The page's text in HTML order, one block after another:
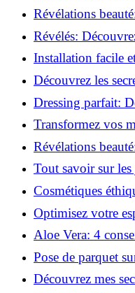
Transformez votre
Révélations
insoupçonnées de
Révélés:
l'huile de ricin!
Installation facile
luminaire au
Découvrez les
Pourquoi vous
Dressing parfait:
rangement optimal!
Transformez vos
installer des
Révélations
transforme votre
Tout savoir sur
questions clés
Cosmétiques
routine beauté!
Optimisez votre
rampant à portes
Aloe Vera: 4
parfait!
Pose de parquet
pour un sol parfait!
Découvrez mes